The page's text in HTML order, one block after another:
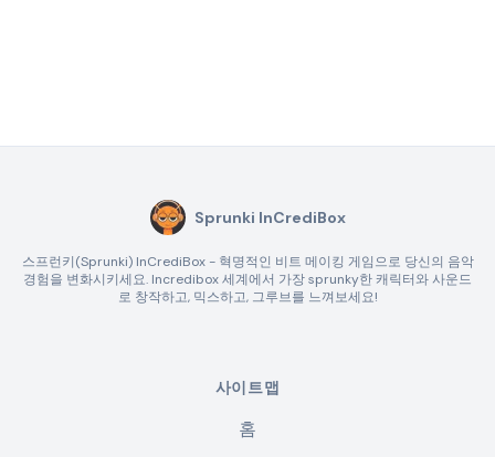
Sprunki InCrediBox
스프런키(Sprunki) InCrediBox - 혁명적인 비트 메이킹 게임으로 당신의 음악
경험을 변화시키세요. Incredibox 세계에서 가장 sprunky한 캐릭터와 사운드
로 창작하고, 믹스하고, 그루브를 느껴보세요!
사이트맵
홈